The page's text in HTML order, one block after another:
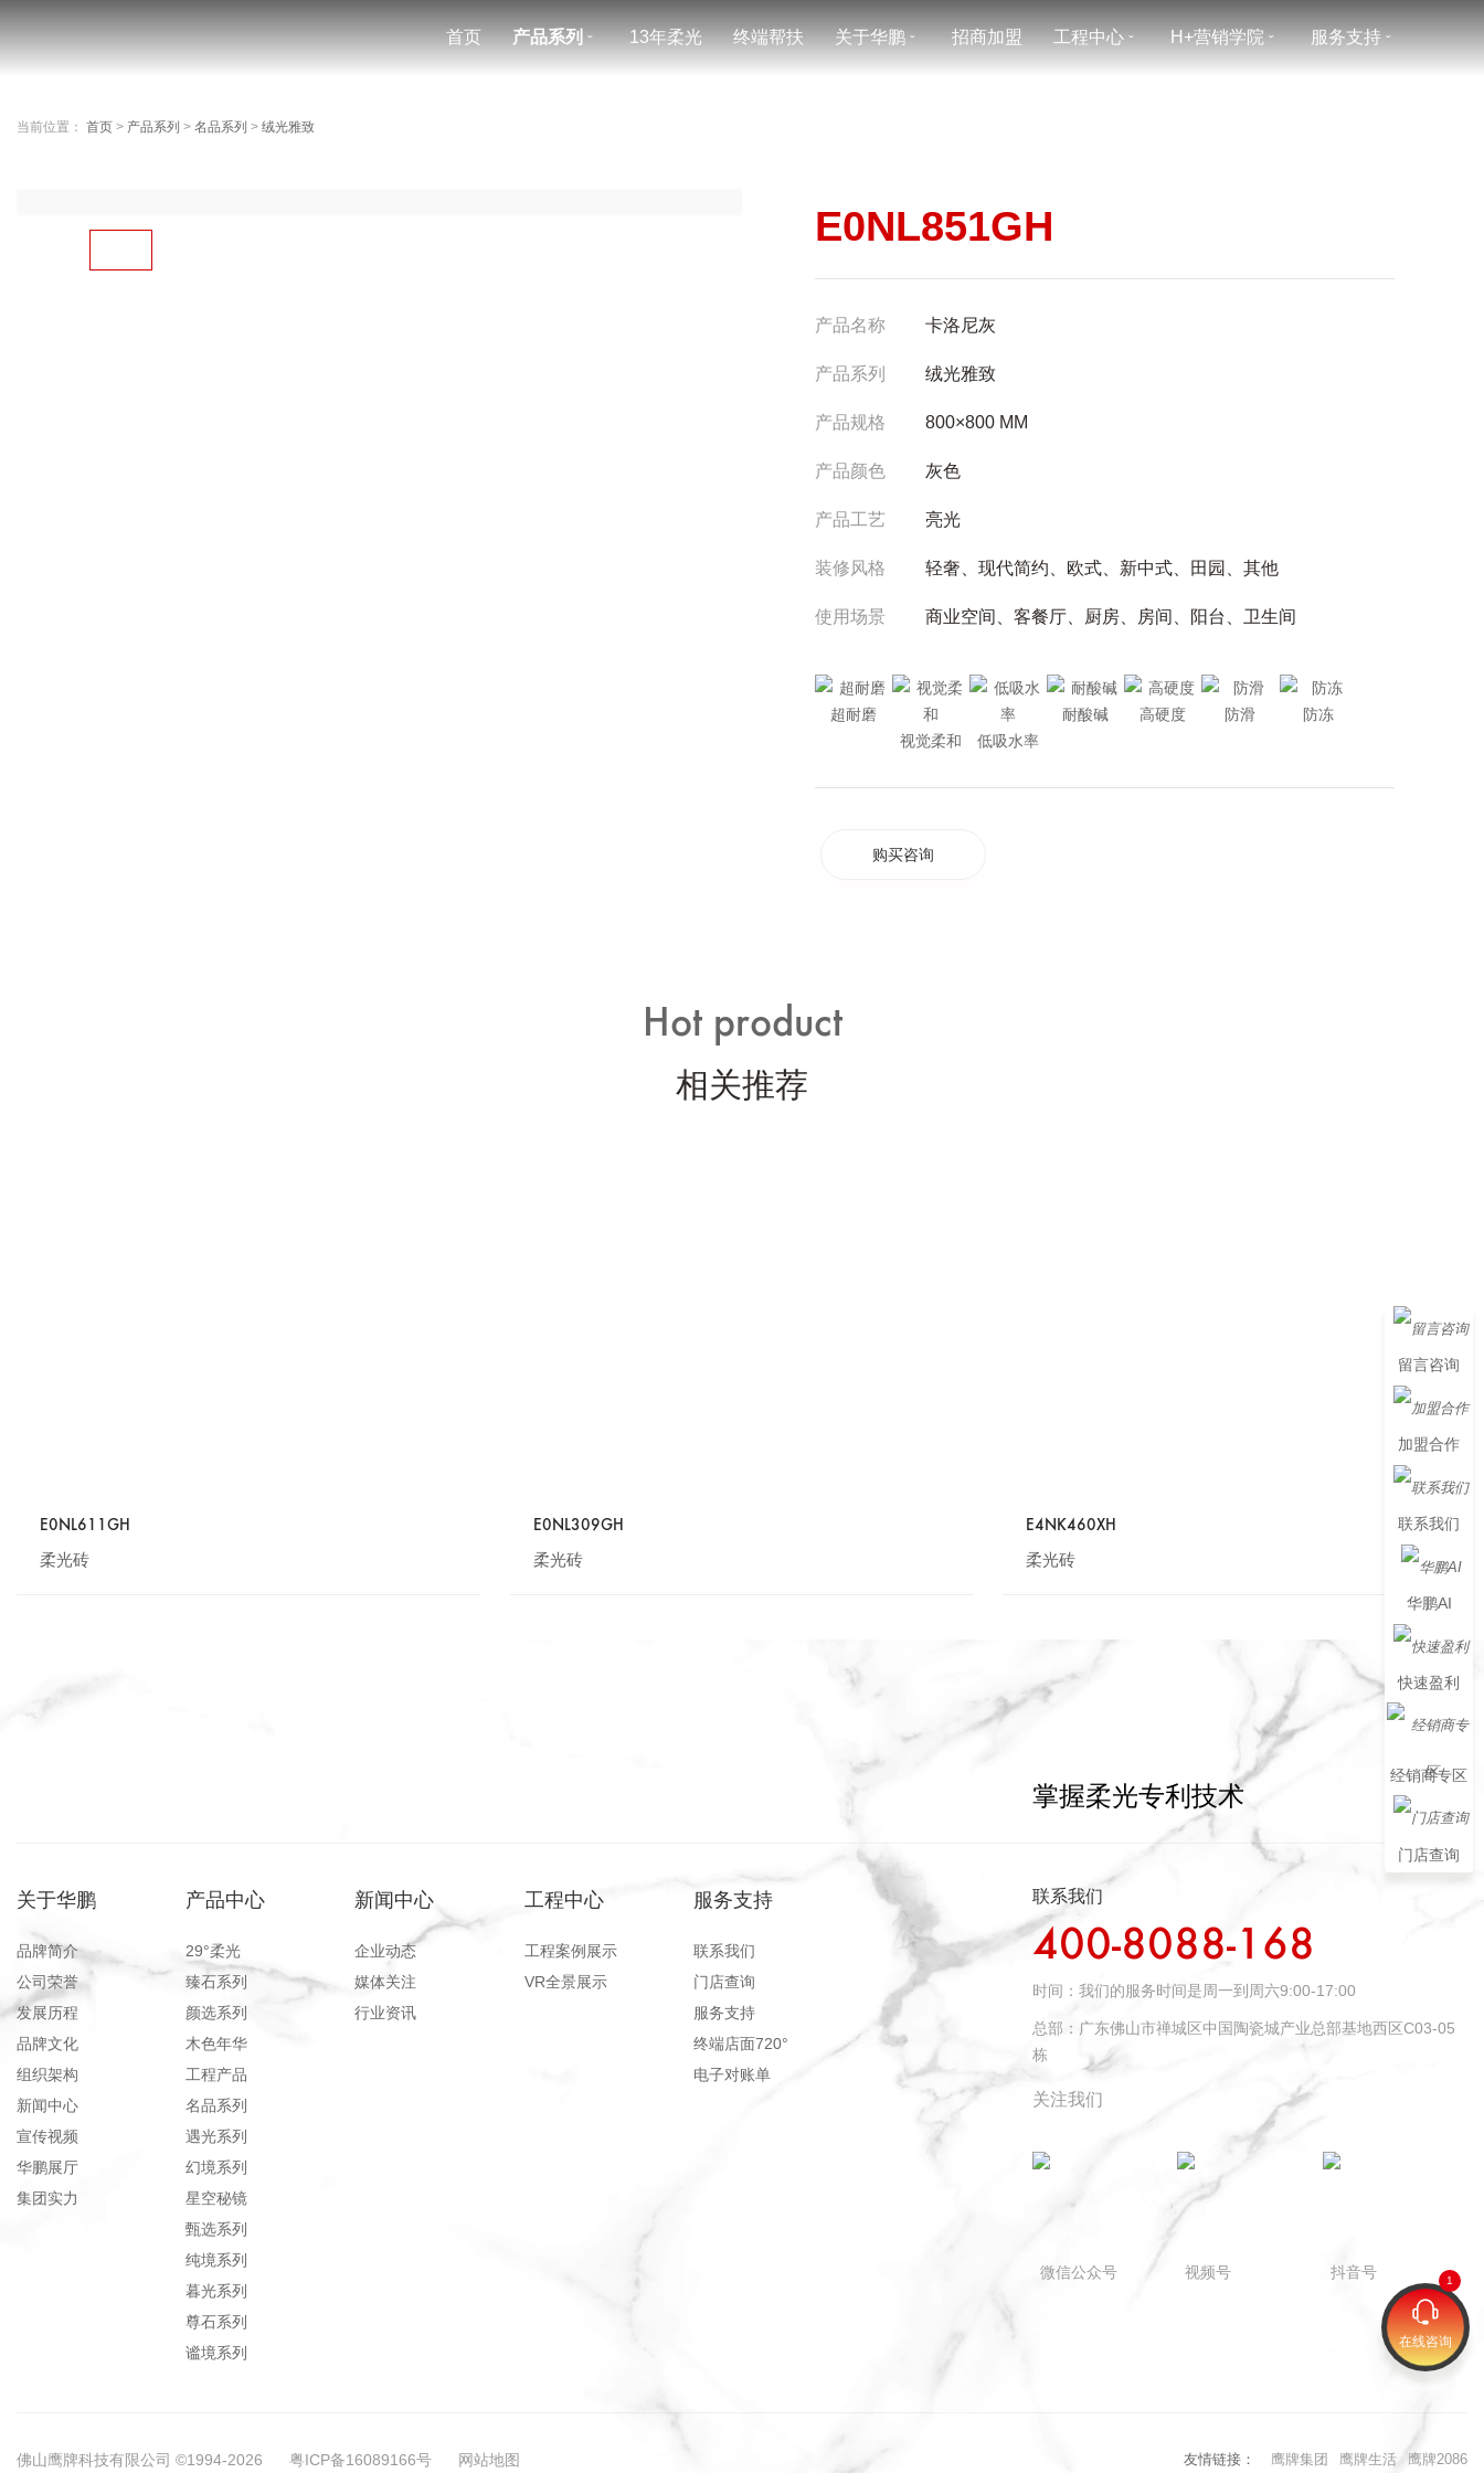
首页 产品系列 ˇ 13年柔光 终端帮扶 关于华鹏 ˇ 招商加盟 工程中心 ˇ H+营销学院 ˇ 服务支持 ˇ
当前位置： 首页 > 产品系列 > 名品系列 > 绒光雅致
E0NL851GH
产品名称 卡洛尼灰
产品系列 绒光雅致
产品规格 800×800MM
产品颜色 灰色
产品工艺 亮光
装修风格 轻奢、现代简约、欧式、新中式、田园、其他
使用场景 商业空间、客餐厅、厨房、房间、阳台、卫生间
超耐磨
视觉柔和
低吸水率
耐酸碱 高硬度 防滑 防冻
购买咨询
Hot product
相关推荐
E0NL611GH
柔光砖
E0NL309GH
柔光砖
E4NK460XH
柔光砖
掌握柔光专利技术
关于华鹏
品牌简介
公司荣誉
发展历程
品牌文化
组织架构
新闻中心
宣传视频
华鹏展厅
集团实力
产品中心
29°柔光
臻石系列
颜选系列
木色年华
工程产品
名品系列
遇光系列
幻境系列
星空秘镜
甄选系列
纯境系列
暮光系列
尊石系列
谧境系列
新闻中心
企业动态
媒体关注
行业资讯
工程中心
工程案例展示
VR全景展示
服务支持
联系我们
门店查询
服务支持
终端店面720°
电子对账单
联系我们
400-8088-168
时间： 我们的服务时间是周一到周六9:00-17:00
总部： 广东佛山市禅城区中国陶瓷城产业总部基地西区C03-05
栋
关注我们
微信公众号 视频号 抖音号
佛山鹰牌科技有限公司 ©1994-2026 粤ICP备16089166号 网站地图 友情链接： 鹰牌集团 鹰牌生活 鹰牌2086
留言咨询
加盟合作
联系我们
华鹏AI
快速盈利
经销商专区
门店查询
在线咨询